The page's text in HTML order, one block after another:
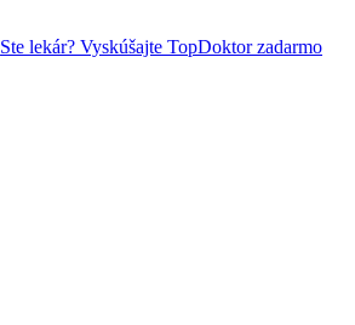
Ste lekár? Vyskúšajte TopDoktor zadarmo